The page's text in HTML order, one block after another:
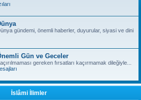
gündemi, önemli haberler, duyurular, siyasi ve dini
Gün ve Geceler
gereken fırsatları kaçırmamak dileğiyle...
İslâmi İlimler